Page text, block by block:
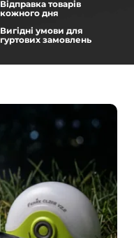
Відправка товарів
кожного дня
Вигідні умови для
гуртових замовлень